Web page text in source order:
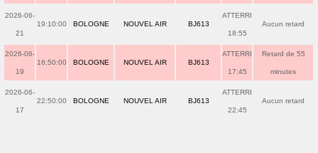
2026-06-
21
19:10:00 BOLOGNE NOUVEL AIR BJ613
ATTERRI
18:55
Aucun retard
2026-06-
19
16:50:00 BOLOGNE NOUVEL AIR BJ613
ATTERRI
17:45
Retard de 55
minutes
2026-06-
17
22:50:00 BOLOGNE NOUVEL AIR BJ613
ATTERRI
22:45
Aucun retard